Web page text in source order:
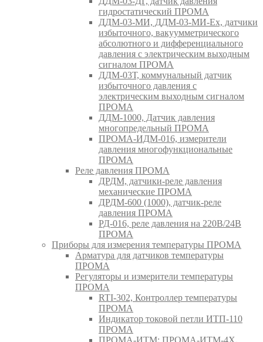
гидростатический ПРОМА
ДДМ-03-МИ, ДДМ-03-МИ-Ех, датчики
избыточного, вакуумметрического
абсолютного и дифференциального
давления с электрическим выходным
сигналом ПРОМА
ДДМ-03Т, коммунальный датчик
избыточного давления с
электрическим выходным сигналом
ПРОМА
ДДМ-1000, Датчик давления
многопредельный ПРОМА
ПРОМА-ИДМ-016, измерители
давления многофункциональные
ПРОМА
Реле давления ПРОМА
ДРДМ, датчики-реле давления
механические ПРОМА
ДРДМ-600 (1000), датчик-реле
давления ПРОМА
РД-016, реле давления на 220В/24В
ПРОМА
Приборы для измерения температуры ПРОМА
Арматура для датчиков температуры
ПРОМА
Регуляторы и измерители температуры
ПРОМА
RTI-302, Контроллер температуры
ПРОМА
Индикатор токовой петли ИТП-110
ПРОМА
ПРОМА-ИТМ; ПРОМА-ИТМ-4Х,